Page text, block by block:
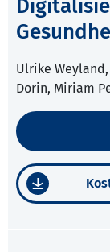
Ulrike
Dorin, Miriam